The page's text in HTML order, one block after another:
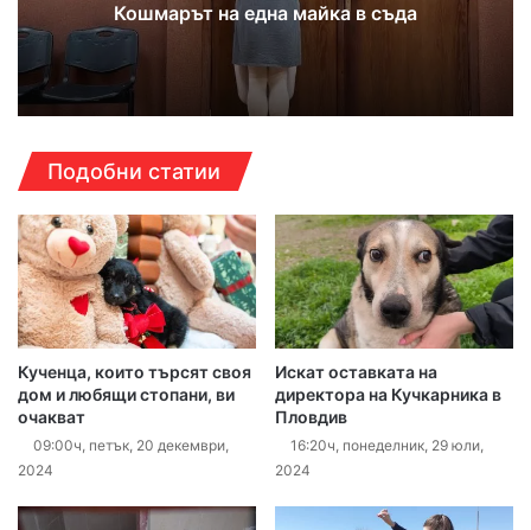
Кошмарът на една майка в съда
Подобни статии
Кученца, които търсят своя
дом и любящи стопани, ви
очакват
09:00ч, петък, 20 декември,
2024
Искат оставката на
директора на Кучкарника в
Пловдив
16:20ч, понеделник, 29 юли,
2024